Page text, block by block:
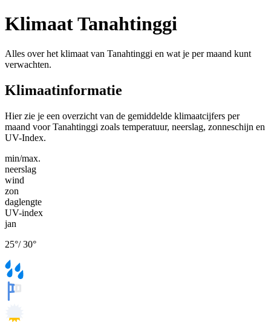
Klimaat Tanahtinggi
Alles over het klimaat van Tanahtinggi en wat je per maand kunt
verwachten.
Klimaatinformatie
Hier zie je een overzicht van de gemiddelde klimaatcijfers per
maand voor Tanahtinggi zoals temperatuur, neerslag, zonneschijn en
UV-Index.
min/max.
neerslag
wind
zon
daglengte
UV-index
jan
25°/30°